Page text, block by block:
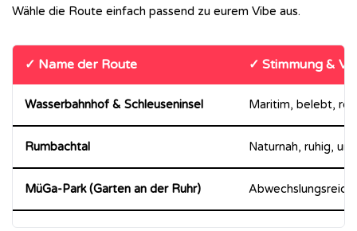
Wähle die Route einfach passend zu eurem Vibe aus.
✓ Name der Route ✓ Stimmung &
Wasserbahnhof & Schleuseninsel Maritim, belebt,
Rumbachtal Naturnah, ruhig,
MüGa-Park (Garten an der Ruhr)